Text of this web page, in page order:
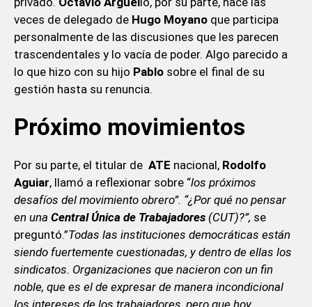
veces de delegado de Hugo Moyanoque participa
personalmente de las discusiones que les parecen
trascendentales y lo vacía de poder. Algo parecido a
lo que hizo con su hijo Pablosobre el final de su
gestión hasta su renuncia.
Próximo movimientos
Por su parte, el titular de ATE nacional, Rodolfo
Aguiar, llamó a reflexionar sobre “los próximos
desafíos del movimiento obrero”. “¿Por qué no pensar
en una Central Única de Trabajadores(CUT)?”, se
preguntó.”Todas las instituciones democráticas están
siendo fuertemente cuestionadas, y dentro de ellas los
sindicatos. Organizaciones que nacieron con un fin
noble, que es el de expresar de manera incondicional
los intereses de los trabajadores, pero que hoy